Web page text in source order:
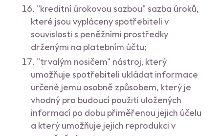
"kreditní úrokovou sazbou" sazba úroků,
které jsou vypláceny spotřebiteli v
souvislosti s peněžními prostředky
drženými na platebním účtu;
"trvalým nosičem" nástroj, který
umožňuje spotřebiteli ukládat informace
určené jemu osobně způsobem, který je
vhodný pro budoucí použití uložených
informací po dobu přiměřenou jejich účelu
a který umožňuje jejich reprodukci v